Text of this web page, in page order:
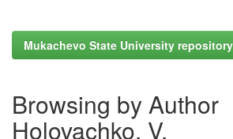
Mukachevo State University repository
Browsing by Author
Holovachko, V.